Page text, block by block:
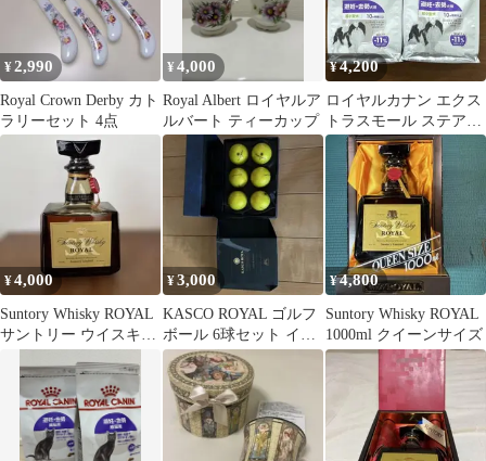
¥2,990
Royal Crown Derby カト
ラリーセット 4点
¥4,000
Royal Albert ロイヤルア
ルバート ティーカップ
¥4,200
ロイヤルカナン エクス
トラスモール ステアラ
イズド 800g 2袋
¥4,000
Suntory Whisky ROYAL
サントリー ウイスキー
¥3,000
KASCO ROYAL ゴルフ
ボール 6球セット イエ
ロー
¥4,800
Suntory Whisky ROYAL
1000ml クイーンサイズ